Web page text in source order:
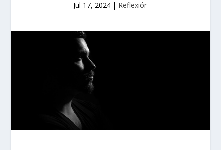
Jul 17, 2024| Reflexión